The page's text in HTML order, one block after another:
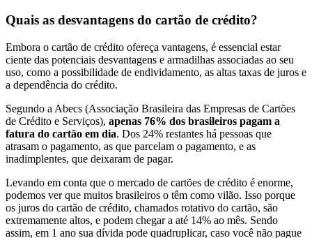
Quais as desvantagens do cartão de crédito?
Embora o cartão de crédito ofereça vantagens, é essencial estar
ciente das potenciais desvantagens e armadilhas associadas ao seu
uso, como a possibilidade de endividamento, as altas taxas de juros e
a dependência do crédito.
Segundo a Abecs (Associação Brasileira das Empresas de Cartões
de Crédito e Serviços), apenas 76% dos brasileiros pagam a
fatura do cartão em dia. Dos 24% restantes há pessoas que
atrasam o pagamento, as que parcelam o pagamento, e as
inadimplentes, que deixaram de pagar.
Levando em conta que o mercado de cartões de crédito é enorme,
podemos ver que muitos brasileiros o têm como vilão. Isso porque
os juros do cartão de crédito, chamados rotativo do cartão, são
extremamente altos, e podem chegar a até 14% ao mês. Sendo
assim, em 1 ano sua dívida pode quadruplicar, caso você não pague